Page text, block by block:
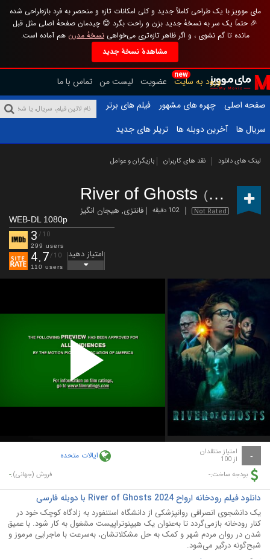
مای موویز با یک طراحی کاملاً جدید و کلی امکانات تازه و منحصر به فرد بازطراحی شده
🎉 حتماً یک سر به نسخهٔ جدید بزن و راحت بگرد 😊 چیدمان صفحهٔ اصلی مثل قبل
مانده تا گم نشوی ، و اگر ظاهر تازه‌تری می‌خواهینسخهٔ مدرن هم آماده است.
مشاهدهٔ نسخهٔ جدید
new
ورود به سایت عضویت لیست من تماس با ما
صفحه اصلی
چهره های مشهور
فیلم های برتر
سریال ها
آخرین دوبله ها تریلر های جدید
لینک های دانلود نقد های کاربران بازیگران و عوامل
River of Ghosts (2024)
Not Rated 102 دقیقه فانتزی, هیجان انگیز
WEB-DL 1080p
3 /10
299 users
4.7/10
110 users
امتیاز دهید
Play
Video
- امتیاز منتقدان
از 100 ایالات متحده
بودجه ساخت:- فروش (جهانی):-
دانلود فیلم رودخانه ارواح River of Ghosts 2024 با دوبله فارسی
یک دانشجوی انصرافی روانپزشکی از دانشگاه استنفورد به زادگاه کوچک خود در
کنار رودخانه بازمی‌گردد تا به‌عنوان یک هیپنوتراپیست مشغول به کار شود. با عمیق
شدن در روان مردم شهر و کمک به حل مشکلاتشان، به‌سرعت با ماجرایی مرموز و
شبح‌گونه درگیر می‌شود.